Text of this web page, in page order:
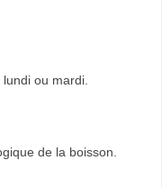
ou mardi.
de la boisson.